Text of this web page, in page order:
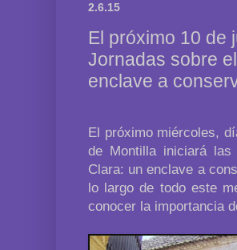
2.6.15
El próximo 10 de
Jornadas sobre
enclave a
El próximo miércoles,
de Montilla iniciará las
Clara: un enclave a
lo largo de todo este
conocer la importancia